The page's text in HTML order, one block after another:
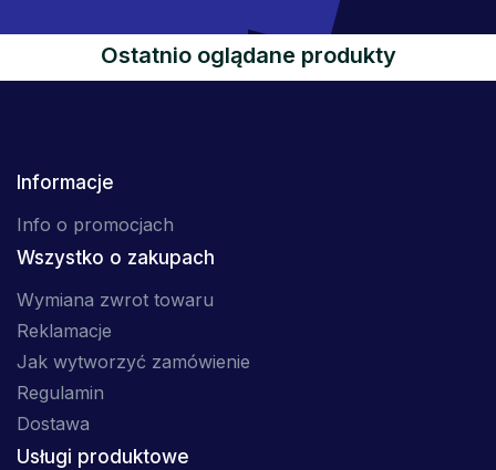
Ostatnio oglądane produkty
Informacje
Info o promocjach
Wszystko o zakupach
Wymiana zwrot towaru
Reklamacje
Jak wytworzyć zamówienie
Regulamin
Dostawa
Usługi produktowe